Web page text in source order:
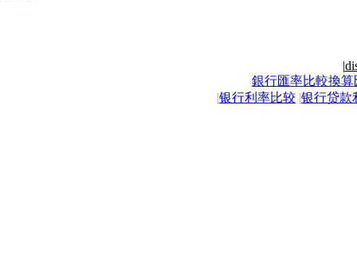
|
銀行匯率比較換算
|银行利率比较 |银行贷款